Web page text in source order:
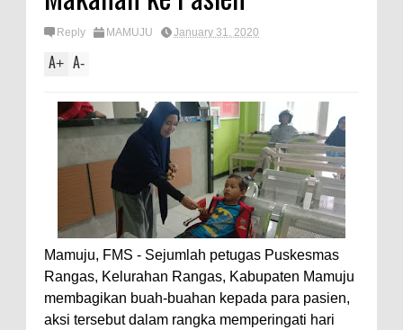
Reply MAMUJU January 31, 2020
A+ A-
Mamuju, FMS - Sejumlah petugas Puskesmas
Rangas, Kelurahan Rangas, Kabupaten Mamuju
membagikan buah-buahan kepada para pasien,
aksi tersebut dalam rangka memperingati hari